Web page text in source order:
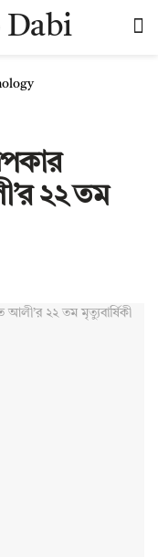
২২ তম